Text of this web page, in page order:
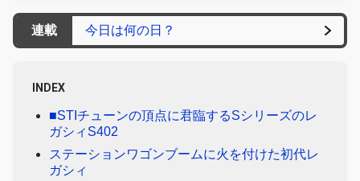
連載 今日は何の日？
INDEX
■STIチューンの頂点に君臨するSシリーズのレ
ガシィS402
ステーションワゴンブームに火を付けた初代レ
ガシィ